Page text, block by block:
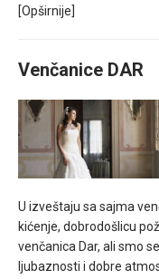
[Opširnije]
Venčanice DAR
U izveštaju sa sajma
kićenje, dobrodošlicu
venčanica Dar, ali smo
ljubaznosti i dobre